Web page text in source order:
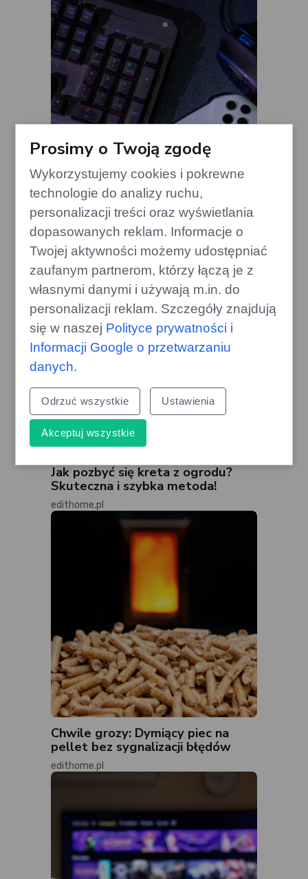
Duża aktualizacja Crimson Desert:
zmiany w systemie handlu
gamecorner.pl
Jak pozbyć się kreta z ogrodu?
Skuteczna i szybka metoda!
edithome.pl
Chwile grozy: Dymiący piec na
pellet bez sygnalizacji błędów
edithome.pl
Prosimy o Twoją zgodę
Wykorzystujemy cookies i pokrewne
technologie do analizy ruchu,
personalizacji treści oraz wyświetlania
dopasowanych reklam. Informacje o
Twojej aktywności możemy udostępniać
zaufanym partnerom, którzy łączą je z
własnymi danymi i używają m.in. do
personalizacji reklam. Szczegóły znajdują
się w naszej Polityce prywatności i
Informacji Google o przetwarzaniu
danych.
Odrzuć wszystkie Ustawienia
Akceptuj wszystkie